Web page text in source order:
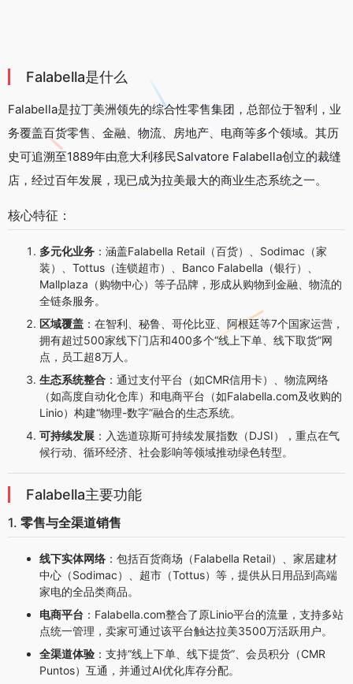
Falabella是什么
Falabella是拉丁美洲领先的综合性零售集团，总部位于智利，业
务覆盖百货零售、金融、物流、房地产、电商等多个领域。其历
史可追溯至1889年由意大利移民Salvatore Falabella创立的裁缝
店，经过百年发展，现已成为拉美最大的商业生态系统之一。
核心特征：
多元化业务 ：涵盖Falabella Retail（百货）、Sodimac（家
装）、Tottus（连锁超市）、Banco Falabella（银行）、
Mallplaza（购物中心）等子品牌，形成从购物到金融、物流的
全链条服务。
区域覆盖 ：在智利、秘鲁、哥伦比亚、阿根廷等7个国家运营，
拥有超过500家线下门店和400多个“线上下单、线下取货”网
点，员工超8万人。
生态系统整合 ：通过支付平台（如CMR信用卡）、物流网络
（如高度自动化仓库）和电商平台（如Falabella.com及收购的
Linio）构建“物理-数字”融合的生态系统。
可持续发展 ：入选道琼斯可持续发展指数（DJSI），重点在气
候行动、循环经济、社会影响等领域推动绿色转型。
Falabella主要功能
1. 零售与全渠道销售
线下实体网络 ：包括百货商场（Falabella Retail）、家居建材
中心（Sodimac）、超市（Tottus）等，提供从日用品到高端
家电的全品类商品。
电商平台 ：Falabella.com整合了原Linio平台的流量，支持多站
点统一管理，卖家可通过该平台触达拉美3500万活跃用户。
全渠道体验 ：支持“线上下单、线下提货”、会员积分（CMR
Puntos）互通，并通过AI优化库存分配。